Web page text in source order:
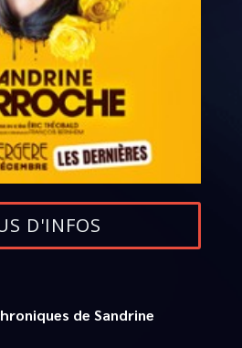
D'INFOS
de Sandrine